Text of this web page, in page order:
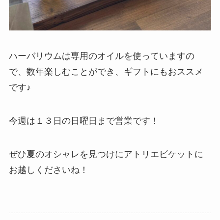
ハーバリウムは専用のオイルを使っていますの
で、数年楽しむことができ、ギフトにもおススメ
です♪
今週は１３日の日曜日まで営業です！
ぜひ夏のオシャレを見つけにアトリエビケットに
お越しくださいね！